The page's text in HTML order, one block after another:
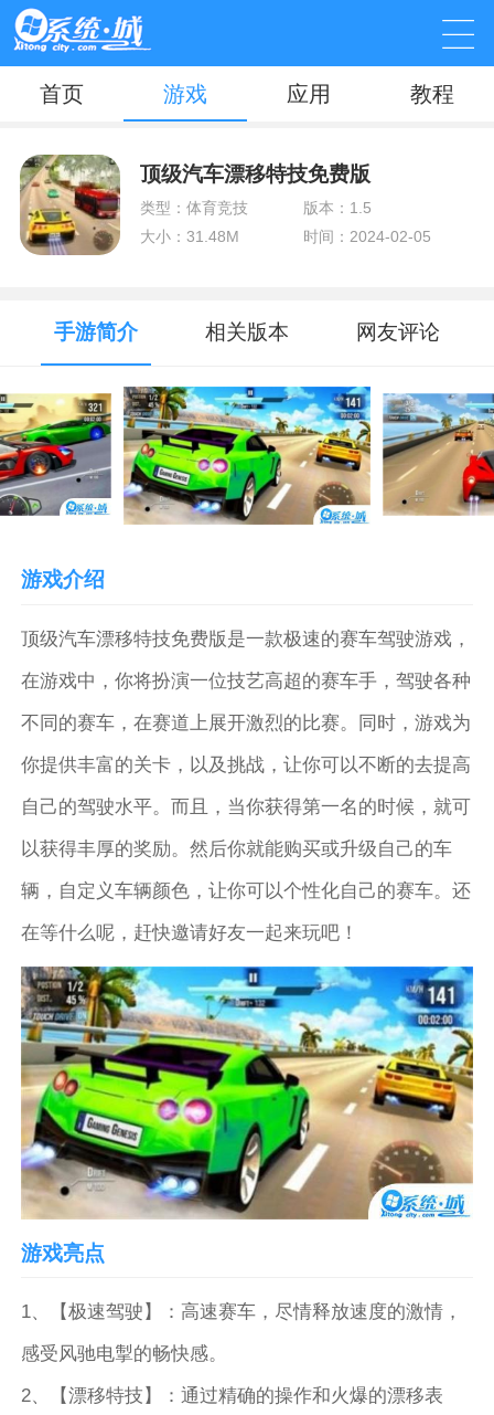
首页 游戏 应用 教程
顶级汽车漂移特技免费版
类型：体育竞技
版本：1.5
大小：31.48M
时间：2024-02-05
手游简介 相关版本 网友评论
游戏介绍
顶级汽车漂移特技免费版是一款极速的赛车驾驶游戏，
在游戏中，你将扮演一位技艺高超的赛车手，驾驶各种
不同的赛车，在赛道上展开激烈的比赛。同时，游戏为
你提供丰富的关卡，以及挑战，让你可以不断的去提高
自己的驾驶水平。而且，当你获得第一名的时候，就可
以获得丰厚的奖励。然后你就能购买或升级自己的车
辆，自定义车辆颜色，让你可以个性化自己的赛车。还
在等什么呢，赶快邀请好友一起来玩吧！
游戏亮点
1、【极速驾驶】：高速赛车，尽情释放速度的激情，
感受风驰电掣的畅快感。
2、【漂移特技】：通过精确的操作和火爆的漂移表